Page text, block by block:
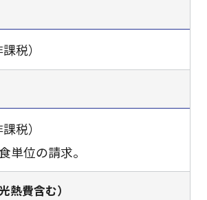
税）
税）
位の請求。
熱費含む）